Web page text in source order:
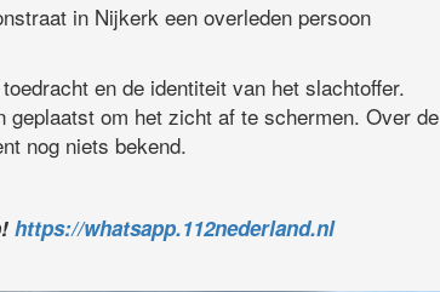
in Nijkerk een overleden persoon
en de identiteit van het slachtoffer.
geplaatst om het zicht af te schermen. Over de
nog niets bekend.
https://whatsapp.112nederland.nl